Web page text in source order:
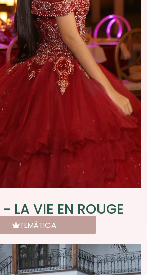
LA VIE EN ROUGE
TEMÁTICA